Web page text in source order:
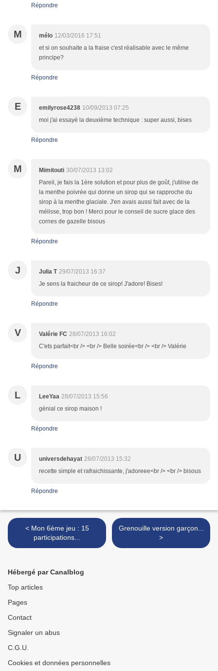
Répondre
M mélo 12/03/2016 17:51
et si on souhaite a la fraise c'est réalisable avec le même
principe?
Répondre
E emilyrose4238 10/09/2013 07:25
moi j'ai essayé la deuxième technique : super aussi, bises
Répondre
M Mimitouti 30/07/2013 13:02
Pareil, je fais la 1ère solution et pour plus de goût, j'utilise de
la menthe poivrée qui donne un sirop qui se rapproche du
sirop à la menthe glaciale. J'en avais aussi fait avec de la
mélisse, trop bon ! Merci pour le conseil de sucre glace des
cornes de gazelle bisous
Répondre
J Julia T 29/07/2013 16:37
Je sens la fraicheur de ce sirop! J'adore! Bises!
Répondre
V Valérie FC 28/07/2013 16:02
C'ets parfait<br /> <br /> Belle soirée<br /> <br /> Valérie
Répondre
L LeeYaa 28/07/2013 15:56
génial ce sirop maison !
Répondre
U universdehayat 28/07/2013 15:32
recette simple et rafraichissante, j'adoreee<br /> <br /> bisous
Répondre
< Mon 6ème jeu : 15
participations...
Grenouille version garçon...
>
Hébergé par Canalblog
Top articles
Pages
Contact
Signaler un abus
C.G.U.
Cookies et données personnelles